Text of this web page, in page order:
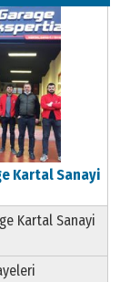
Kartal Sanayi
Kartal Sanayi